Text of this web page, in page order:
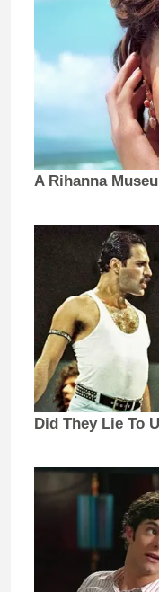
A Rihanna
Did They Lie To